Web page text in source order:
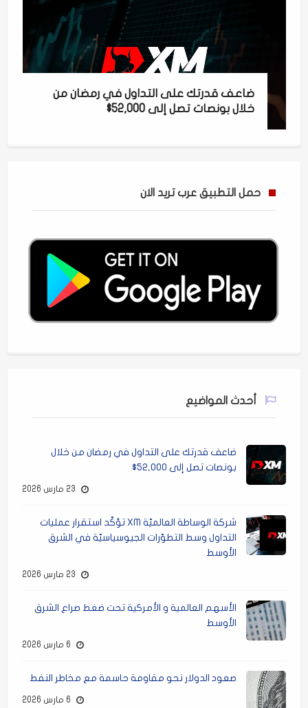
ضاعف قدرتك على التداول في رمضان من
خلال بونصات تصل إلى 52,000$
حمل التطبيق عرب تريد الان
أحدث المواضيع
ضاعف قدرتك على التداول في رمضان من خلال
بونصات تصل إلى 52,000$
23 مارس 2026
شركة الوساطة العالميّة XM تؤكّد استقرار عمليات
التداول وسط التطوّرات الجيوسياسيّة في الشرق
الأوسط
23 مارس 2026
الأسهم العالمية و الأمركية تحت ضغط صراع الشرق
الأوسط
6 مارس 2026
صعود الدولار نحو مقاومة حاسمة مع مخاطر النفط
6 مارس 2026